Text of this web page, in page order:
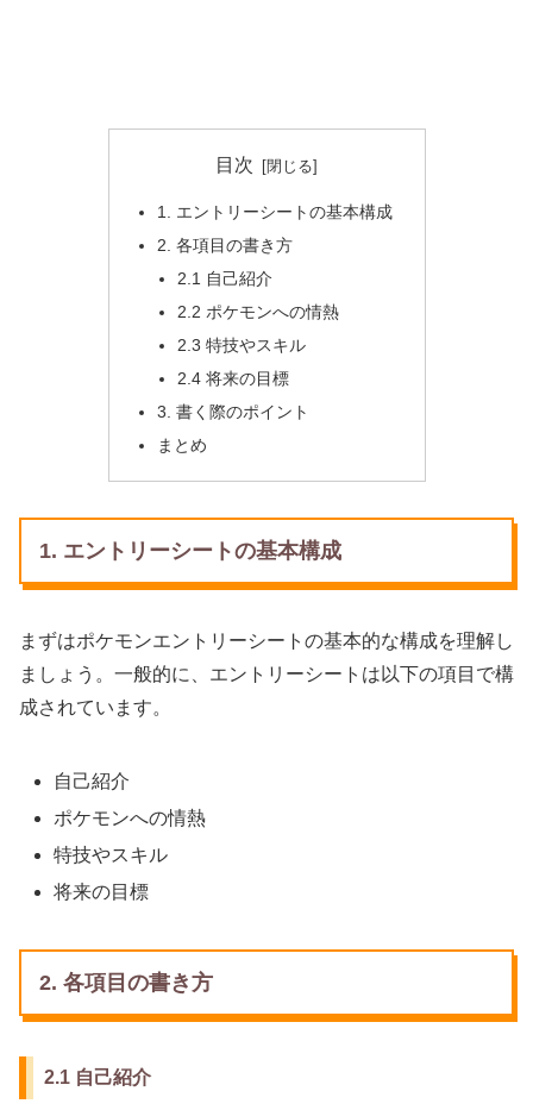
目次
1. エントリーシートの基本構成
2. 各項目の書き方
2.1 自己紹介
2.2 ポケモンへの情熱
2.3 特技やスキル
2.4 将来の目標
3. 書く際のポイント
まとめ
1. エントリーシートの基本構成
まずはポケモンエントリーシートの基本的な構成を理解し
ましょう。一般的に、エントリーシートは以下の項目で構
成されています。
自己紹介
ポケモンへの情熱
特技やスキル
将来の目標
2. 各項目の書き方
2.1 自己紹介